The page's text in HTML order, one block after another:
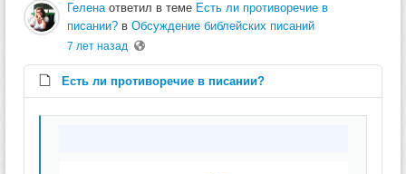
Геленаответил в теме Есть ли противоречие в
писании? в Обсуждение библейских писаний
7 лет назад
Есть ли противоречие в писании?